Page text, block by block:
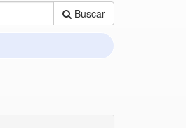
Buscar